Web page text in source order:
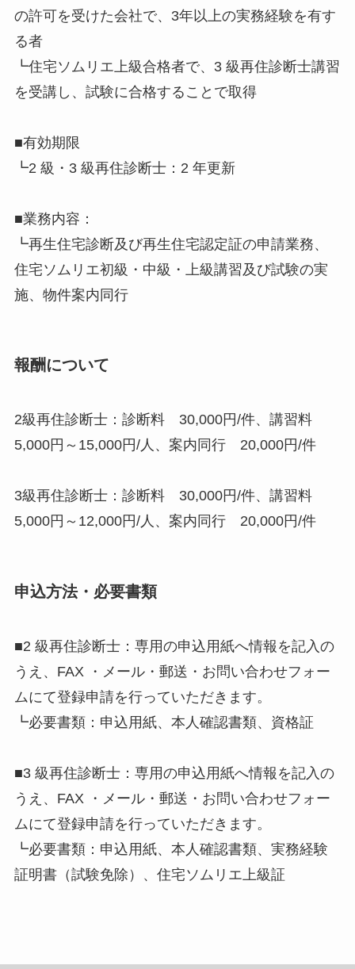
の許可を受けた会社で、3年以上の実務経験を有す
る者
┗住宅ソムリエ上級合格者で、3 級再住診断士講習
を受講し、試験に合格することで取得
■有効期限
┗2 級・3 級再住診断士：2 年更新
■業務内容：
┗再生住宅診断及び再生住宅認定証の申請業務、
住宅ソムリエ初級・中級・上級講習及び試験の実
施、物件案内同行
報酬について
2級再住診断士：診断料 30,000円/件、講習料
5,000円～15,000円/人、案内同行 20,000円/件
3級再住診断士：診断料 30,000円/件、講習料
5,000円～12,000円/人、案内同行 20,000円/件
申込方法・必要書類
■2 級再住診断士：専用の申込用紙へ情報を記入の
うえ、FAX ・メール・郵送・お問い合わせフォー
ムにて登録申請を行っていただきます。
┗必要書類：申込用紙、本人確認書類、資格証
■3 級再住診断士：専用の申込用紙へ情報を記入の
うえ、FAX ・メール・郵送・お問い合わせフォー
ムにて登録申請を行っていただきます。
┗必要書類：申込用紙、本人確認書類、実務経験
証明書（試験免除）、住宅ソムリエ上級証